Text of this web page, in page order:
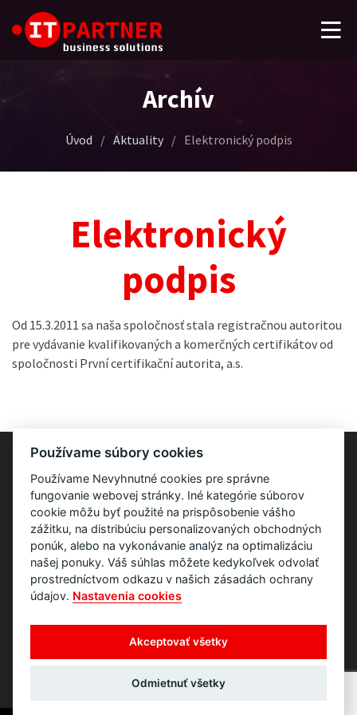
Archív
Úvod / Aktuality / Elektronický podpis
Elektronický
podpis
Od 15.3.2011 sa naša spoločnosť stala registračnou autoritou
pre vydávanie kvalifikovaných a komerčných certifikátov od
spoločnosti První certifikační autorita, a.s.
Používame súbory cookies
Používame Nevyhnutné cookies pre správne
fungovanie webovej stránky. Iné kategórie súborov
cookie môžu byť použité na prispôsobenie vášho
zážitku, na distribúciu personalizovaných obchodných
ponúk, alebo na vykonávanie analýz na optimalizáciu
našej ponuky. Váš súhlas môžete kedykoľvek odvolať
prostredníctvom odkazu v našich zásadách ochrany
údajov. Nastavenia cookies
Akceptovať všetky
Odmietnuť všetky